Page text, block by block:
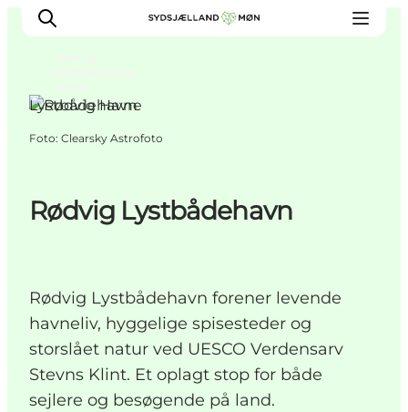
Events
Rødvig Lystbådehavn
Rødvig Lystbådehavn forener levende
havneliv, hyggelige spisesteder og
storslået natur ved UESCO Verdensarv
Stevns Klint. Et oplagt stop for både
sejlere og besøgende på land.
Lystbådehavne
Foto: Clearsky Astrofoto